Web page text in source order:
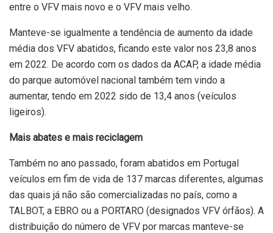
entre o VFV mais novo e o VFV mais velho.
Manteve-se igualmente a tendência de aumento da idade
média dos VFV abatidos, ficando este valor nos 23,8 anos
em 2022. De acordo com os dados da ACAP, a idade média
do parque automóvel nacional também tem vindo a
aumentar, tendo em 2022 sido de 13,4 anos (veículos
ligeiros).
Mais abates e mais reciclagem
Também no ano passado, foram abatidos em Portugal
veículos em fim de vida de 137 marcas diferentes, algumas
das quais já não são comercializadas no país, como a
TALBOT, a EBRO ou a PORTARO (designados VFV órfãos). A
distribuição do número de VFV por marcas manteve-se